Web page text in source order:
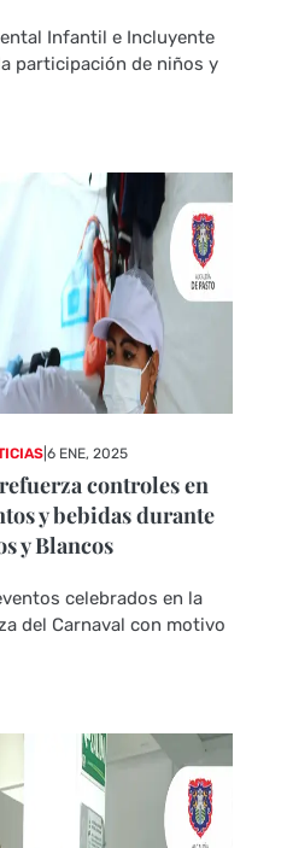
Infantil e Incluyente
participación de niños y
| 6 ENE, 2025
controles en
y bebidas durante
y Blancos
celebrados en la
del Carnaval con motivo